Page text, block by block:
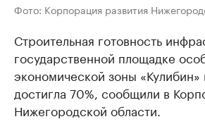
Фото: Корпорация развития
Строительная готовность
государственной площадке
экономической зоны
достигла 70%, сообщили в
Нижегородской области.